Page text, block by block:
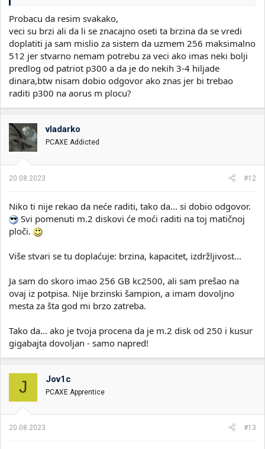
Probacu da resim svakako,
veci su brzi ali da li se znacajno oseti ta brzina da se vredi
doplatiti ja sam mislio za sistem da uzmem 256 maksimalno
512 jer stvarno nemam potrebu za veci ako imas neki bolji
predlog od patriot p300 a da je do nekih 3-4 hiljade
dinara,btw nisam dobio odgovor ako znas jer bi trebao
raditi p300 na aorus m plocu?
vladarko
PCAXE Addicted
20.08.2023. #12
Niko ti nije rekao da neće raditi, tako da... si dobio odgovor.
Svi pomenuti m.2 diskovi će moći raditi na toj matičnoj
ploči.
Više stvari se tu doplaćuje: brzina, kapacitet, izdržljivost...
Ja sam do skoro imao 256 GB kc2500, ali sam prešao na
ovaj iz potpisa. Nije brzinski šampion, a imam dovoljno
mesta za šta god mi brzo zatreba.
Tako da... ako je tvoja procena da je m.2 disk od 250 i kusur
gigabajta dovoljan - samo napred!
J Jov1c
PCAXE Apprentice
20.08.2023. #13